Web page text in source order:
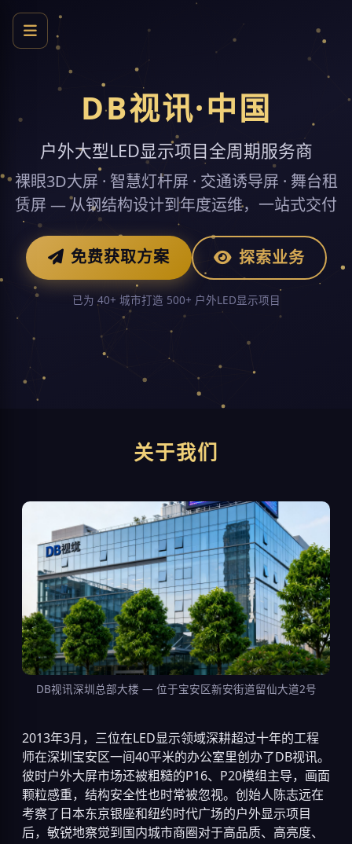
DB视讯·中国
户外大型LED显示项目全周期服务商
裸眼3D大屏 · 智慧灯杆屏 · 交通诱导屏 · 舞台租
赁屏 — 从钢结构设计到年度运维，一站式交付
免费获取方案 探索业务
已为 40+ 城市打造 500+ 户外LED显示项目
关于我们
DB视讯深圳总部大楼 — 位于宝安区新安街道留仙大道2号
2013年3月，三位在LED显示领域深耕超过十年的工程
师在深圳宝安区一间40平米的办公室里创办了DB视讯。
彼时户外大屏市场还被粗糙的P16、P20模组主导，画面
颗粒感重，结构安全性也时常被忽视。创始人陈志远在
考察了日本东京银座和纽约时代广场的户外显示项目
后，敏锐地察觉到国内城市商圈对于高品质、高亮度、